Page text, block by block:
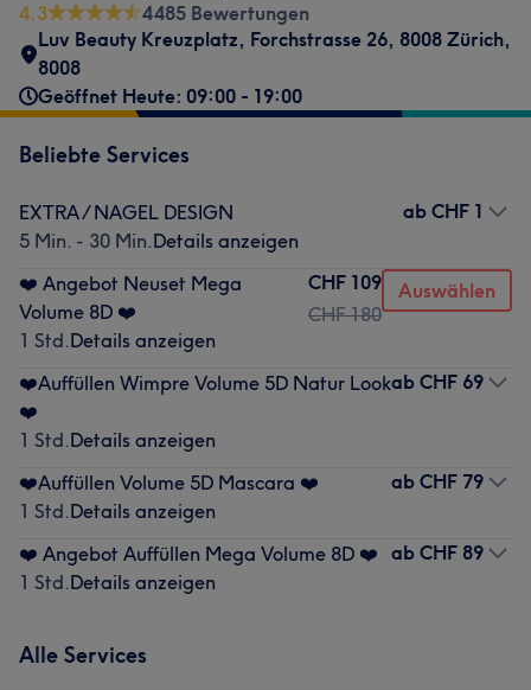
4.3
4485 Bewertungen
Luv Beauty Kreuzplatz, Forchstrasse 26, 8008 Zürich,
8008
Geöffnet Heute: 09:00 - 19:00
Beliebte Services
EXTRA / NAGEL DESIGN
5 Min. - 30 Min.Details anzeigen
ab CHF 1
❤️ Angebot Neuset Mega
Volume 8D ❤️
1 Std.Details anzeigen
CHF 109
CHF 180
Auswählen
❤️Auffüllen Wimpre Volume 5D Natur Look
❤️
1 Std.Details anzeigen
ab CHF 69
❤️Auffüllen Volume 5D Mascara ❤️
1 Std.Details anzeigen
ab CHF 79
❤️ Angebot Auffüllen Mega Volume 8D ❤️
1 Std.Details anzeigen
ab CHF 89
Alle Services